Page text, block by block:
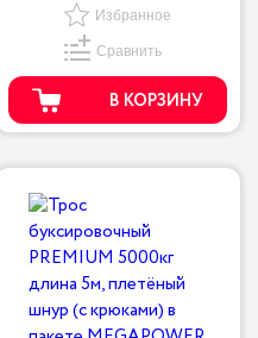
Избранное
Сравнить
В КОРЗИНУ